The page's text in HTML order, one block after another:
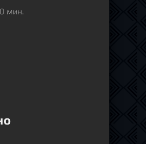
мин.